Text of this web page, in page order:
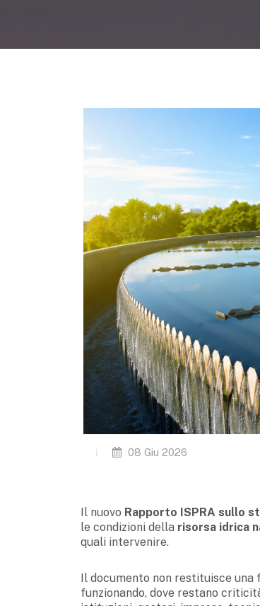
08 Giu 2026
Il nuovo Rapporto ISPRA sullo
le condizioni della risorsa idrica
quali intervenire.
Il documento non restituisce
funzionando, dove restano